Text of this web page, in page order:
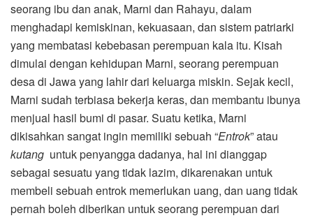
seorang ibu dan anak, Marni dan Rahayu, dalam
menghadapi kemiskinan, kekuasaan, dan sistem patriarki
yang membatasi kebebasan perempuan kala itu. Kisah
dimulai dengan kehidupan Marni, seorang perempuan
desa di Jawa yang lahir dari keluarga miskin. Sejak kecil,
Marni sudah terbiasa bekerja keras, dan membantu ibunya
menjual hasil bumi di pasar. Suatu ketika, Marni
dikisahkan sangat ingin memiliki sebuah “Entrok” atau
kutang untuk penyangga dadanya, hal ini dianggap
sebagai sesuatu yang tidak lazim, dikarenakan untuk
membeli sebuah entrok memerlukan uang, dan uang tidak
pernah boleh diberikan untuk seorang perempuan dari